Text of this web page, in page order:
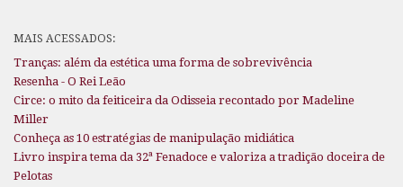
MAIS ACESSADOS:
Tranças: além da estética uma forma de sobrevivência
Resenha - O Rei Leão
Circe: o mito da feiticeira da Odisseia recontado por Madeline
Miller
Conheça as 10 estratégias de manipulação midiática
Livro inspira tema da 32ª Fenadoce e valoriza a tradição doceira de
Pelotas